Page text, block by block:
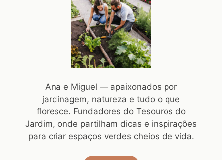
Ana e Miguel — apaixonados por
jardinagem, natureza e tudo o que
floresce. Fundadores do Tesouros do
Jardim, onde partilham dicas e inspirações
para criar espaços verdes cheios de vida.